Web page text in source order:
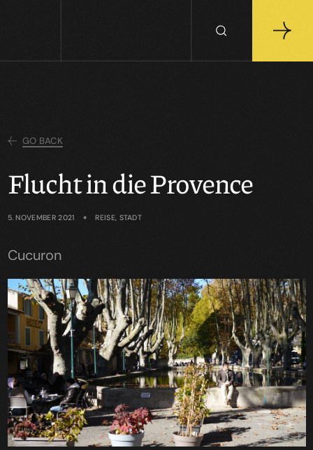
GO BACK
Flucht in die Provence
5. NOVEMBER 2021 REISE, STADT
Cucuron